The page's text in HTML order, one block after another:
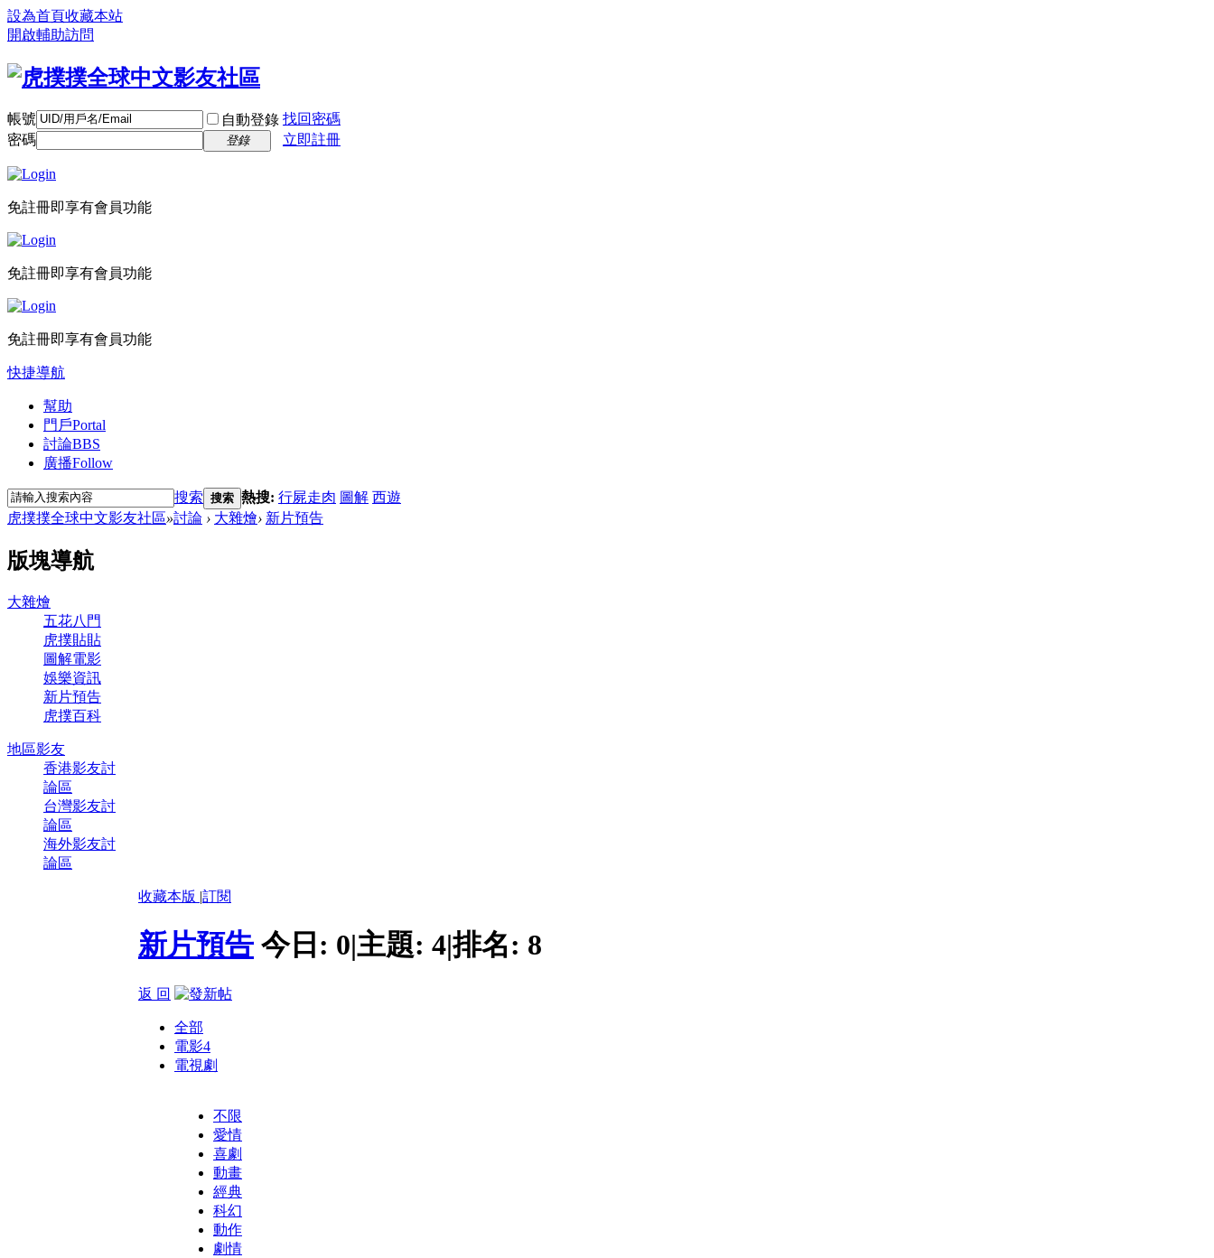
設為首頁收藏本站
開啟輔助訪問
帳號 自動登錄 找回密碼
密碼
登錄 立即註冊
免註冊即享有會員功能
免註冊即享有會員功能
免註冊即享有會員功能
快捷導航
幫助
門戶Portal
討論BBS
廣播Follow
搜索 搜索 熱搜: 行屍走肉 圖解 西遊
虎撲撲全球中文影友社區»討論 › 大雜燴› 新片預告
版塊導航
大雜燴
五花八門
虎撲貼貼
圖解電影
娛樂資訊
新片預告
虎撲百科
地區影友
香港影友討
論區
台灣影友討
論區
海外影友討
論區
收藏本版 |訂閱
新片預告 今日: 0|主題: 4|排名: 8
返 回
全部
電影4
電視劇
不限
愛情
喜劇
動畫
經典
科幻
動作
劇情